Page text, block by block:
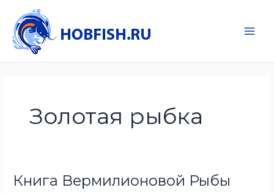
содержимому
Золотая рыбка
Книга Вермилионовой Рыбы